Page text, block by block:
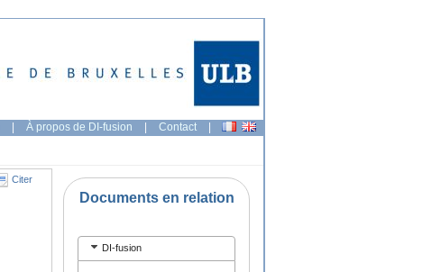
| À propos de DI-fusion | Contact |
Citer
Documents en relation
DI-fusion